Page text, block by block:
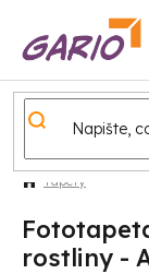
obsah
Tapety
rostliny -